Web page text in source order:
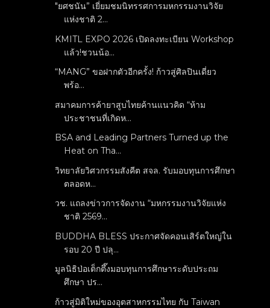
"ยศชนัน” เยี่ยมชมนิทรรศการมหกรรมงานวิจัย
แห่งชาติ 2...
KMITL EXPO 2026 เปิดลงทะเบียน Workshop
แล้ว!ชวนน้อ...
“MANG” ขอฝากตัวอีกครั้ง! ก้าวสู่ศิลปินเดี่ยว
พร้อ...
สมาคมการค้ายาสูบไทยค้านแนวคิด “ห้าม
ประชาชนที่เกิดห...
BSA and Leading Partners Turned up the
Heat on Tha...
วิทยาลัยวิศวกรรมสังคีต สจล. รับมอบทุนการศึกษา
ตลอดห...
วช. แถลงข่าวการจัดงาน “มหกรรมงานวิจัยแห่ง
ชาติ 2569...
BUDDHA BLESS ประกาศจัดคอนเสิร์ตใหญ่ใน
รอบ 20 ปี ปลุ...
มูลนิธิป่อเต็กตึ๊งมอบทุนการศึกษาระดับประถม
ศึกษา ปร...
ก้าวสู่มิติใหม่ของอุตสาหกรรมไทย กับ Taiwan